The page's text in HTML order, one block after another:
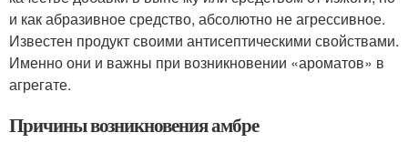
и как абразивное средство, абсолютно не агрессивное.
Известен продукт своими антисептическими свойствами.
Именно они и важны при возникновении «ароматов» в
агрегате.
Причины возникновения амбре